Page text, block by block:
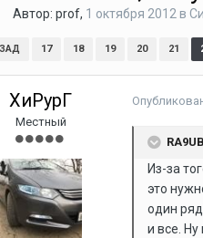
Автор: prof, 1 октября 2012 в
17 18 19 20 21
ХиРурГ
Местный
Из-за
это
один
и все.